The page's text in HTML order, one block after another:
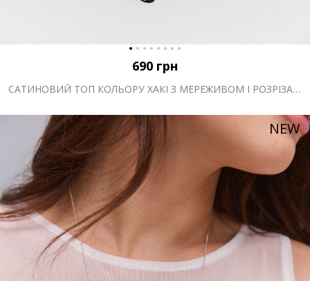
690 грн
САТИНОВИЙ ТОП КОЛЬОРУ ХАКІ З МЕРЕЖИВОМ І РОЗРІЗАМИ
NEW